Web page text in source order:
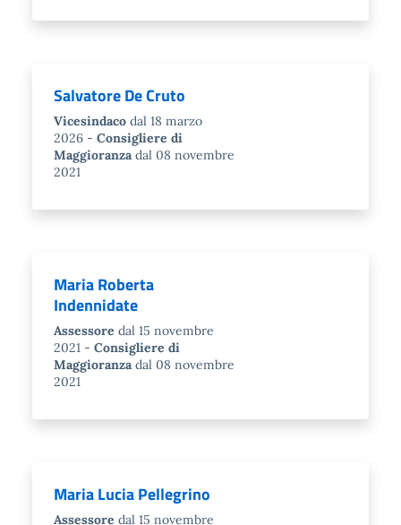
Salvatore De Cruto
Vicesindaco dal 18 marzo
2026
Consigliere di
Maggioranza dal 08 novembre
2021
Maria Roberta
Indennidate
Assessore dal 15 novembre
2021
Consigliere di
Maggioranza dal 08 novembre
2021
Maria Lucia Pellegrino
Assessore dal 15 novembre